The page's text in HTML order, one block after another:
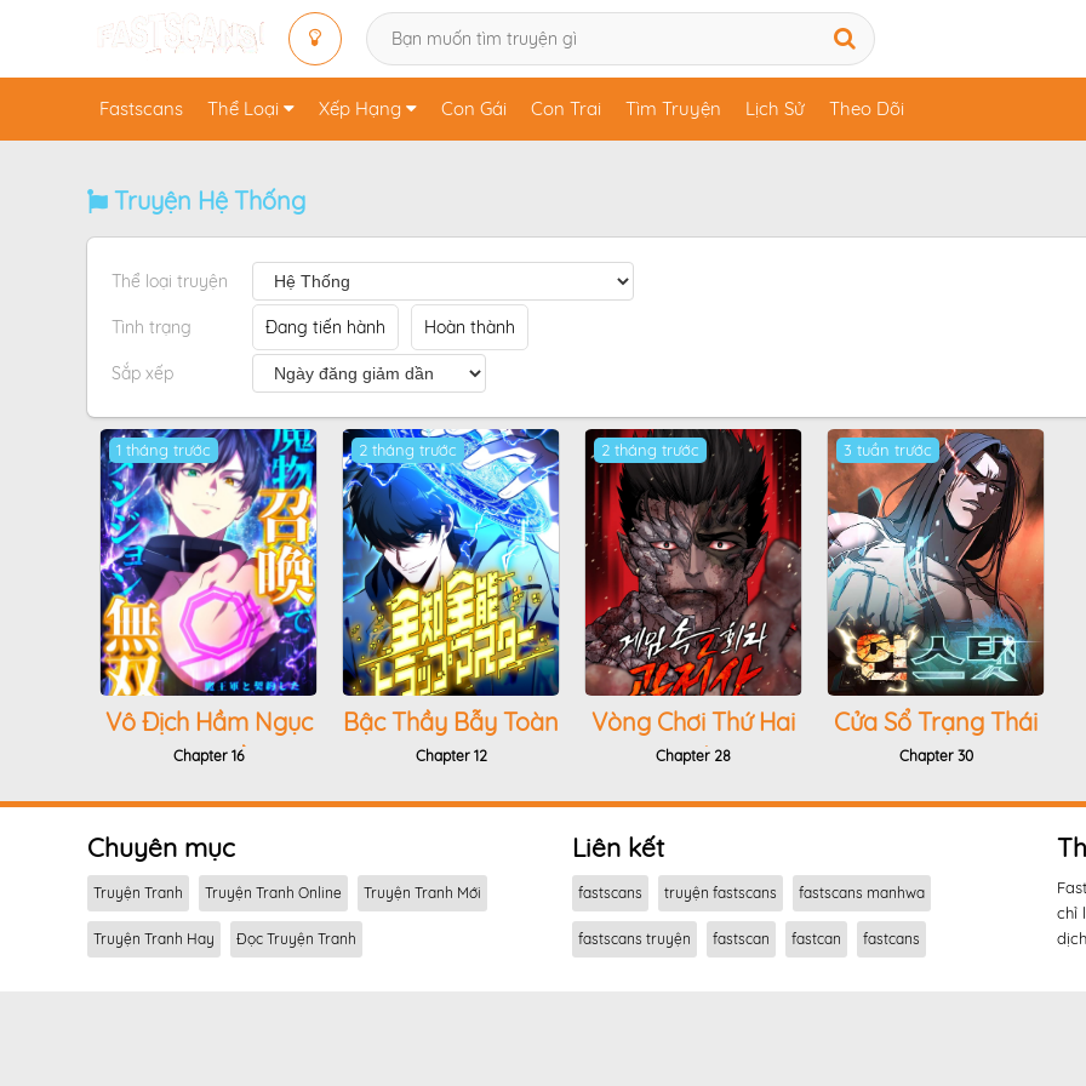
Fastscans Thể Loại Xếp Hạng Con Gái Con Trai Tìm Truyện Lịch Sử Theo Dõi
Truyện Hệ Thống
Thể loại truyện
Tình trạng Đang tiến hành Hoàn thành
Sắp xếp
1 tháng trước
Vô Địch Hầm Ngục
Nhờ Triệu Hồi Quái
Vật
Chapter 16
2 tháng trước
Bậc Thầy Bẫy Toàn
Trí Toàn Năng
Chapter 12
2 tháng trước
Vòng Chơi Thứ Hai
Của Chiến Binh
Cuồng Nộ
Chapter 28
3 tuần trước
Cửa Sổ Trạng Thái
Là Cái Thá Gì
Chapter 30
Chuyên mục
Truyện Tranh Truyện Tranh Online Truyện Tranh Mới
Truyện Tranh Hay Đọc Truyện Tranh
Liên kết
fastscans truyện fastscans fastscans manhwa
fastscans truyện fastscan fastcan fastcans
chỉ